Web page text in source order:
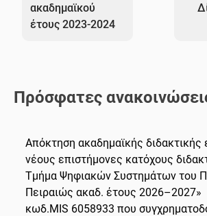
ακαδημαϊκού
έτους 2023-2024
Πρόσφατες
Απόκτηση ακαδημαϊκής διδακτικής
νέους επιστήμονες κατόχους
Τμήμα Ψηφιακών Συστημάτων του
Πειραιώς ακαδ. έτους 2026–2027»
κωδ.MIS 6058933 που